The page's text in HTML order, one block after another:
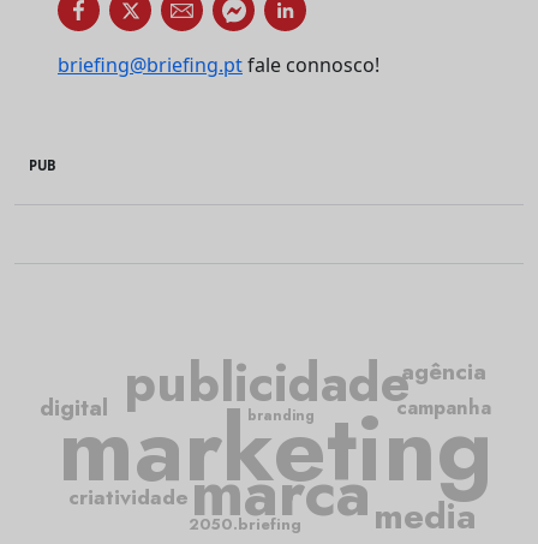
briefing@briefing.ptfale connosco!
PUB
marketing
publicidade
marca
criatividade
campanha
media
agência
digital
2050.briefing
branding